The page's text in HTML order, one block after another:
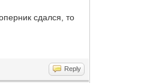
сдался, то
Reply